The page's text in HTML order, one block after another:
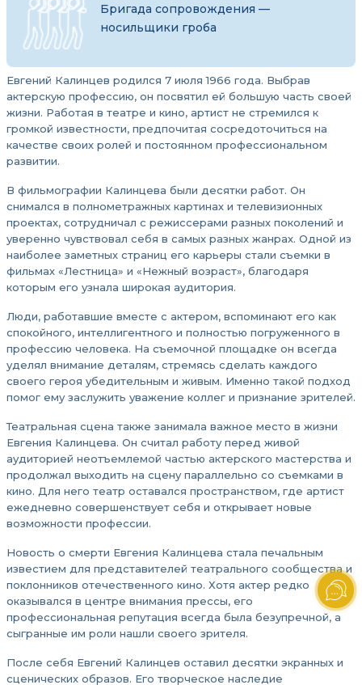
Бригада сопровождения —
носильщики гроба
Евгений Калинцев родился 7 июля 1966 года. Выбрав
актерскую профессию, он посвятил ей большую часть своей
жизни. Работая в театре и кино, артист не стремился к
громкой известности, предпочитая сосредоточиться на
качестве своих ролей и постоянном профессиональном
развитии.
В фильмографии Калинцева были десятки работ. Он
снимался в полнометражных картинах и телевизионных
проектах, сотрудничал с режиссерами разных поколений и
уверенно чувствовал себя в самых разных жанрах. Одной из
наиболее заметных страниц его карьеры стали съемки в
фильмах «Лестница» и «Нежный возраст», благодаря
которым его узнала широкая аудитория.
Люди, работавшие вместе с актером, вспоминают его как
спокойного, интеллигентного и полностью погруженного в
профессию человека. На съемочной площадке он всегда
уделял внимание деталям, стремясь сделать каждого
своего героя убедительным и живым. Именно такой подход
помог ему заслужить уважение коллег и признание зрителей.
Театральная сцена также занимала важное место в жизни
Евгения Калинцева. Он считал работу перед живой
аудиторией неотъемлемой частью актерского мастерства и
продолжал выходить на сцену параллельно со съемками в
кино. Для него театр оставался пространством, где артист
ежедневно совершенствует себя и открывает новые
возможности профессии.
Новость о смерти Евгения Калинцева стала печальным
известием для представителей театрального сообщества и
поклонников отечественного кино. Хотя актер редко
оказывался в центре внимания прессы, его
профессиональная репутация всегда была безупречной, а
сыгранные им роли нашли своего зрителя.
После себя Евгений Калинцев оставил десятки экранных и
сценических образов. Его творческое наследие